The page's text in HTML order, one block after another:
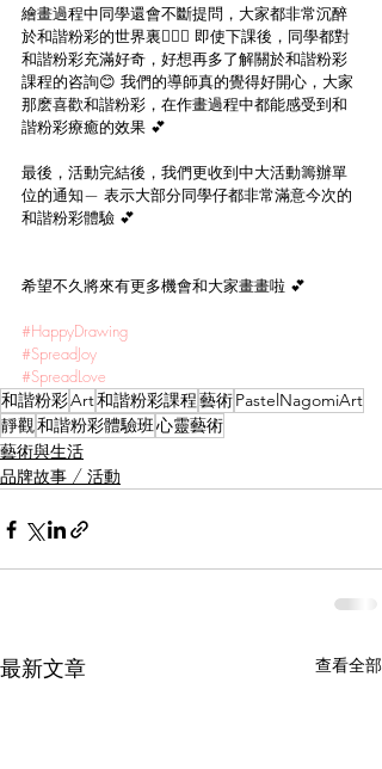
繪畫過程中同學還會不斷提問，大家都非常沉醉
於和諧粉彩的世界裏🙋🏻‍♀️ 即使下課後，同學都對
和諧粉彩充滿好奇，好想再多了解關於和諧粉彩
課程的咨詢😊 我們的導師真的覺得好開心，大家
那麽喜歡和諧粉彩，在作畫過程中都能感受到和
諧粉彩療癒的效果 💕
最後，活動完結後，我們更收到中大活動籌辦單
位的通知— 表示大部分同學仔都非常滿意今次的
和諧粉彩體驗 ️💕
希望不久將來有更多機會和大家畫畫啦 💕
#HappyDrawing
#SpreadJoy
#SpreadLove
和諧粉彩Art和諧粉彩課程藝術PastelNagomiArt
靜觀和諧粉彩體驗班心靈藝術
藝術與生活
品牌故事 / 活動
最新文章 查看全部